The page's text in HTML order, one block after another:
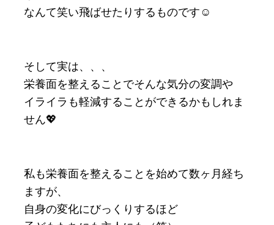
なんて笑い飛ばせたりするものです☺️
そして実は、、、
栄養面を整えることでそんな気分の変調や
イライラも軽減することができるかもしれま
せん💖
私も栄養面を整えることを始めて数ヶ月経ち
ますが、
自身の変化にびっくりするほど